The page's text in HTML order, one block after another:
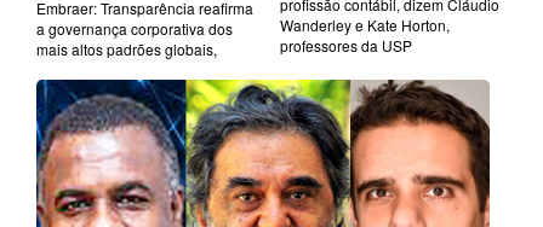
Embraer: Transparência reafirma
a governança corporativa dos
mais altos padrões globais,
Wanderley e Kate Horton,
professores da USP